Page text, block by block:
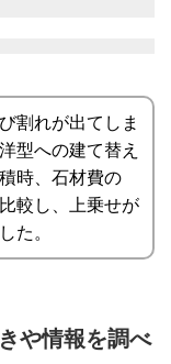
割れが出てしま
型への建て替え
時、石材費の
較し、上乗せが
た。
や情報を調べ